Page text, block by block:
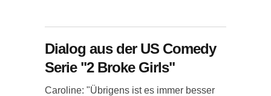
Dialog aus der US Comedy
Serie "2 Broke Girls"
Caroline: "Übrigens ist es immer besser